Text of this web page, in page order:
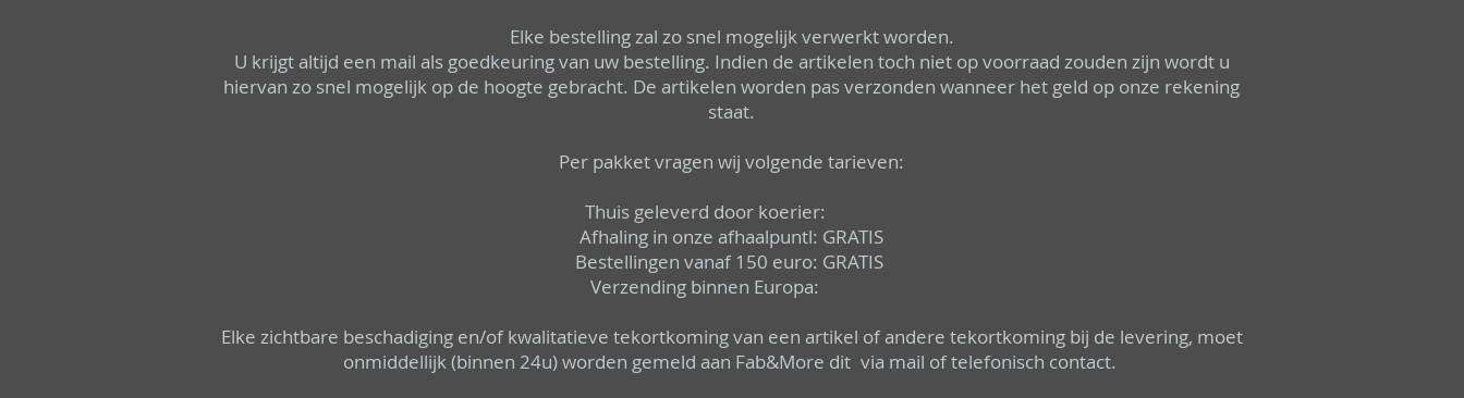
Elke bestelling zal zo snel mogelijk verwerkt worden.
U krijgt altijd een mail als goedkeuring van uw bestelling. Indien de artikelen toch niet op voorraad zouden zijn wordt u
hiervan zo snel mogelijk op de hoogte gebracht. De artikelen worden pas verzonden wanneer het geld op onze rekening
staat.
Per pakket vragen wij volgende tarieven:
Thuis geleverd door koerier:
Afhaling in onze afhaalpuntl: GRATIS
Bestellingen vanaf 150 euro: GRATIS
Verzending binnen Europa:
Elke zichtbare beschadiging en/of kwalitatieve tekortkoming van een artikel of andere tekortkoming bij de levering, moet
onmiddellijk (binnen 24u) worden gemeld aan Fab&More dit via mail of telefonisch contact.